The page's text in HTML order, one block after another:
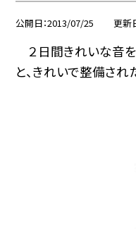
公開日 2013/07/25 更新
２日間きれいな音
と、きれいで整備され